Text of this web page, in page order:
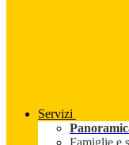
Servizi